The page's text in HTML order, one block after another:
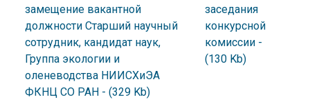
замещение вакантной
должности Старший научный
сотрудник, кандидат наук,
Группа экологии и
оленеводства НИИСХиЭА
ФКНЦ СО РАН - (329 Kb)
заседания
конкурсной
комиссии -
(130 Kb)